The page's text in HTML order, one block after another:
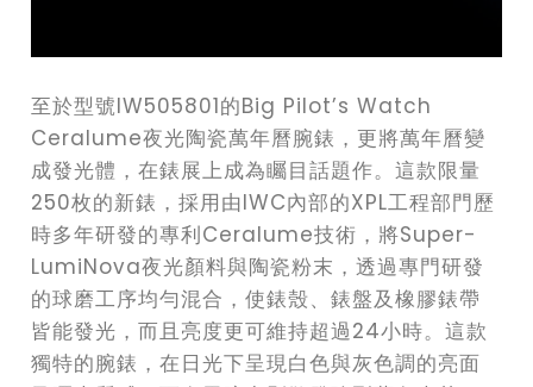
至於型號IW505801的Big Pilot’s Watch
Ceralume夜光陶瓷萬年曆腕錶，更將萬年曆變
成發光體，在錶展上成為矚目話題作。這款限量
250枚的新錶，採用由IWC內部的XPL工程部門歷
時多年研發的專利Ceralume技術，將Super-
LumiNova夜光顏料與陶瓷粉末，透過專門研發
的球磨工序均勻混合，使錶殼、錶盤及橡膠錶帶
皆能發光，而且亮度更可維持超過24小時。這款
獨特的腕錶，在日光下呈現白色與灰色調的亮面